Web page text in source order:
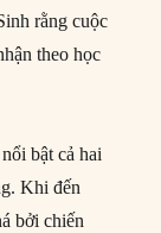
rằng cuộc
theo học
bật cả hai
Khi đến
bởi chiến